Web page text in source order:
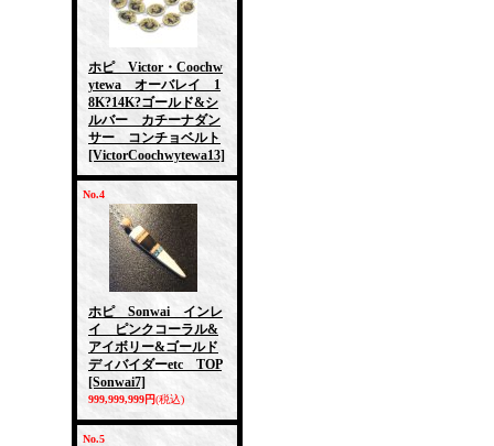
ホピ Victor・Coochw
ytewa オーバレイ 1
8K?14K?ゴールド&シ
ルバー カチーナダン
サー コンチョベルト
[VictorCoochwytewa13]
No.4
ホピ Sonwai インレ
イ ピンクコーラル&
アイボリー&ゴールド
ディバイダーetc TOP
[Sonwai7]
999,999,999円(税込)
No.5